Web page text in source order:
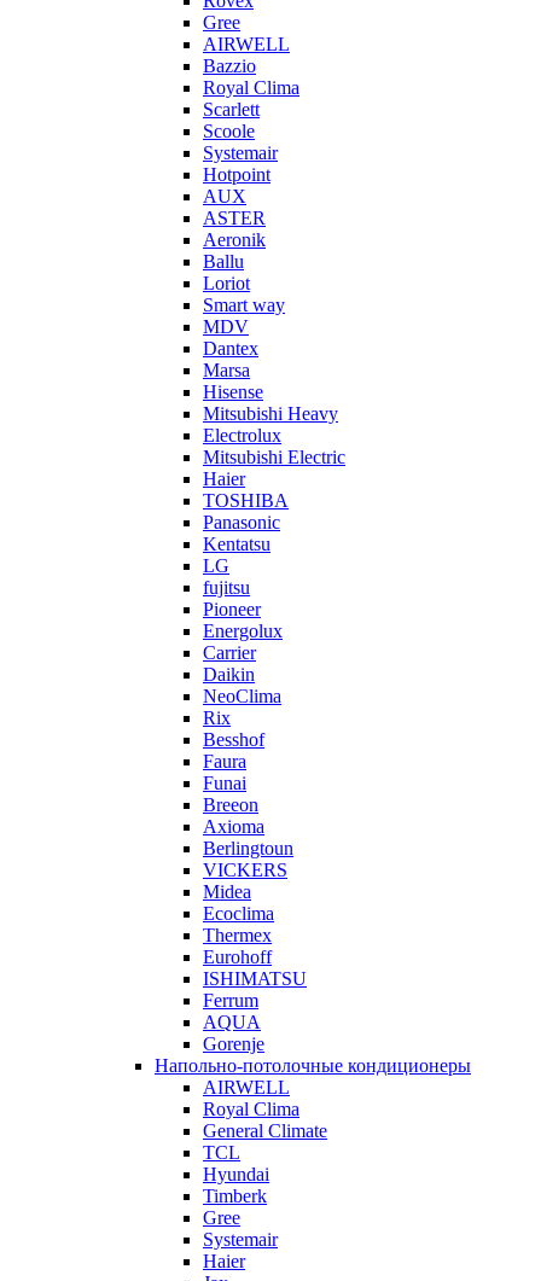
Gree
AIRWELL
Bazzio
Royal Clima
Scarlett
Scoole
Systemair
Hotpoint
AUX
ASTER
Aeronik
Ballu
Loriot
Smart way
MDV
Dantex
Marsa
Hisense
Mitsubishi Heavy
Electrolux
Mitsubishi Electric
Haier
TOSHIBA
Panasonic
Kentatsu
LG
fujitsu
Pioneer
Energolux
Carrier
Daikin
NeoClima
Rix
Besshof
Faura
Funai
Breeon
Axioma
Berlingtoun
VICKERS
Midea
Ecoclima
Thermex
Eurohoff
ISHIMATSU
Ferrum
AQUA
Gorenje
Напольно-потолочные кондиционеры
AIRWELL
Royal Clima
General Climate
TCL
Hyundai
Timberk
Gree
Systemair
Haier